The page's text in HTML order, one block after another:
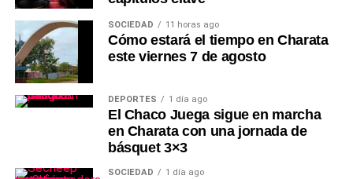
SOCIEDAD 11 horas ago
Cómo estará el tiempo en Charata
este viernes 7 de agosto
DEPORTES 1 día ago
El Chaco Juega sigue en marcha
en Charata con una jornada de
básquet 3×3
SOCIEDAD 1 día ago